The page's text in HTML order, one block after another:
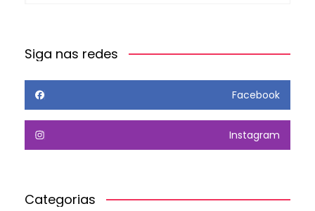
Siga nas redes
Facebook
Instagram
Categorias